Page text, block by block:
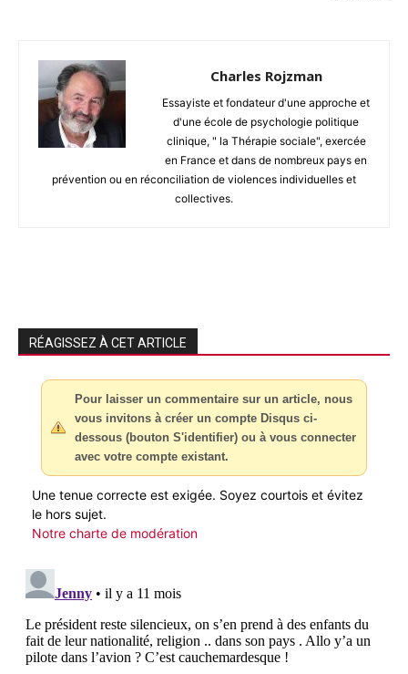
Charles Rojzman
Essayiste et fondateur d'une approche et
d'une école de psychologie politique
clinique, " la Thérapie sociale", exercée
en France et dans de nombreux pays en
prévention ou en réconciliation de violences individuelles et
collectives.
RÉAGISSEZ À CET ARTICLE
Pour laisser un commentaire sur un article, nous
vous invitons à créer un compte Disqus ci-
dessous (bouton S'identifier) ou à vous connecter
avec votre compte existant.
Une tenue correcte est exigée. Soyez courtois et évitez
le hors sujet.
Notre charte de modération